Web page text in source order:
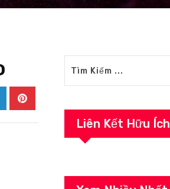
Pinterest
Liên Kết Hữu Ích